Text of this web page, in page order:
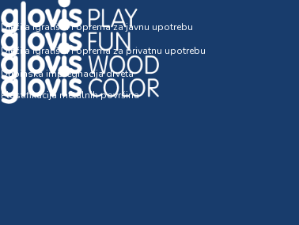
Dječija igrališta i oprema za javnu upotrebu
Dječija igrališta i oprema za privatnu upotrebu
Dubinska impregnacija drveta
Plastifikacija metalnih površina